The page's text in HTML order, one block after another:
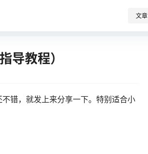
文章
导教程）
错，就发上来分享一下。特别适合小